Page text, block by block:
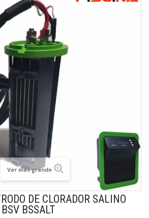
Ver más grande
DE CLORADOR SALINO
BSSALT